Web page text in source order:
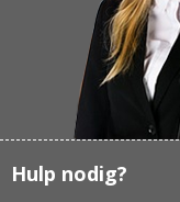
Hulp nodig?